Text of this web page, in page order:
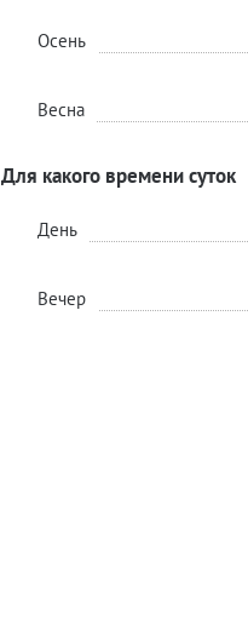
Осень
Весна
Для какого времени суток
День
Вечер